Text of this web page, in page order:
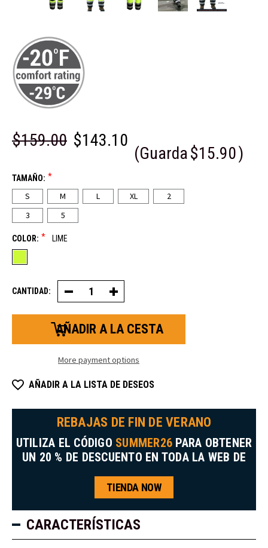
$159.00 $143.10
(Guarda$15.90)
TAMAÑO: *
S M L XL
2
3
5
COLOR: * LIME
CANTIDAD: Reducir
la
cantidad
de
HiVis
Softshell
Aumentar
la
cantidad
HiVis
Softshell
More payment options
AÑADIR A LA LISTA DE DESEOS
REBAJAS DE FIN DE VERANO
UTILIZA EL CÓDIGO SUMMER26 PARA OBTENER
UN 20 % DE DESCUENTO EN TODA LA WEB DE
TIENDA NOW
CARACTERÍSTICAS